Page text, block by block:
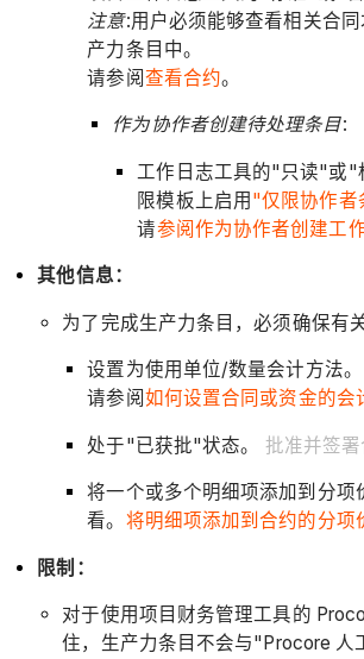
注意:用户必须能够查看相关合
产力条目中。
请参阅查看合约。
作为协作者创建待处理条目:
工作日志工具的"只读"或"
限模板上启用 "仅限协作者
请参阅作为协作者创建工
其他信息：
为了完成生产力条目，必须确保有
设置为使用单位/数量会计方法。
请参阅 如何设置合同或资金的会
处于"已获批"状态。 批准并签
将一个或多个明细项添加到分项
看。 将明细项添加到合约的分项
限制：
对于使用项目财务管理工具的
住，生产力条目不会与"Procore 人